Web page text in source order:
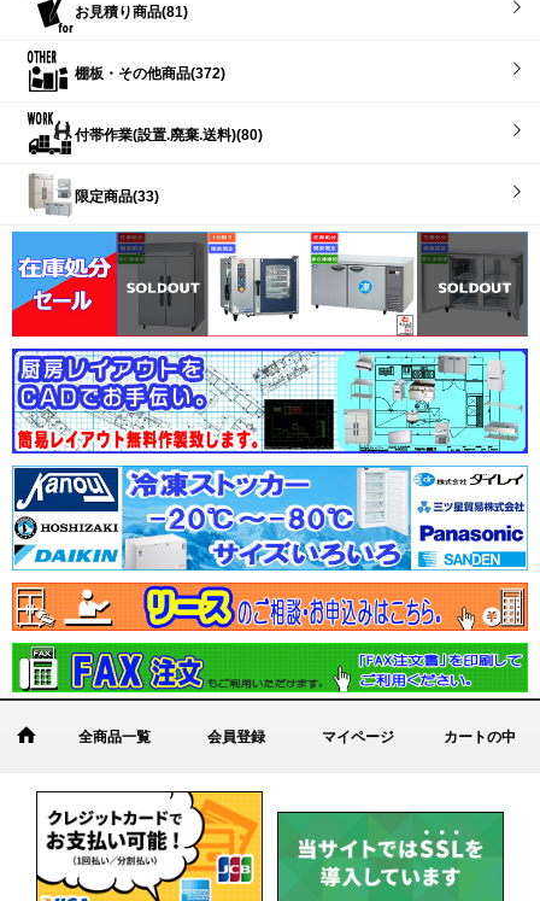
お見積り商品(81)
棚板・その他商品(372)
付帯作業(設置.廃棄.送料)(80)
限定商品(33)
全商品一覧 会員登録 マイページ カートの中